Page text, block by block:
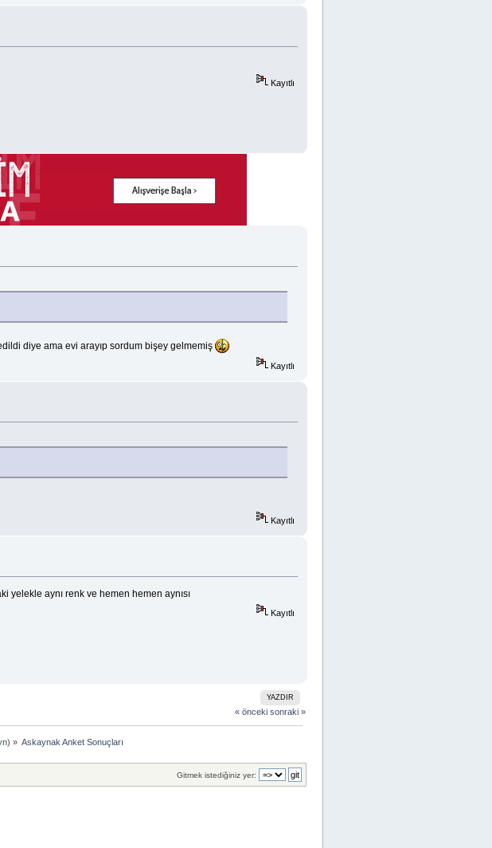
Kayıtlı
diye ama evi arayıp sordum bişey gelmemiş
Kayıtlı
Kayıtlı
yelekle aynı renk ve hemen hemen aynısı
Kayıtlı
YAZDIR
« önceki sonraki »
) » Askaynak Anket Sonuçları
Gitmek istediğiniz yer: